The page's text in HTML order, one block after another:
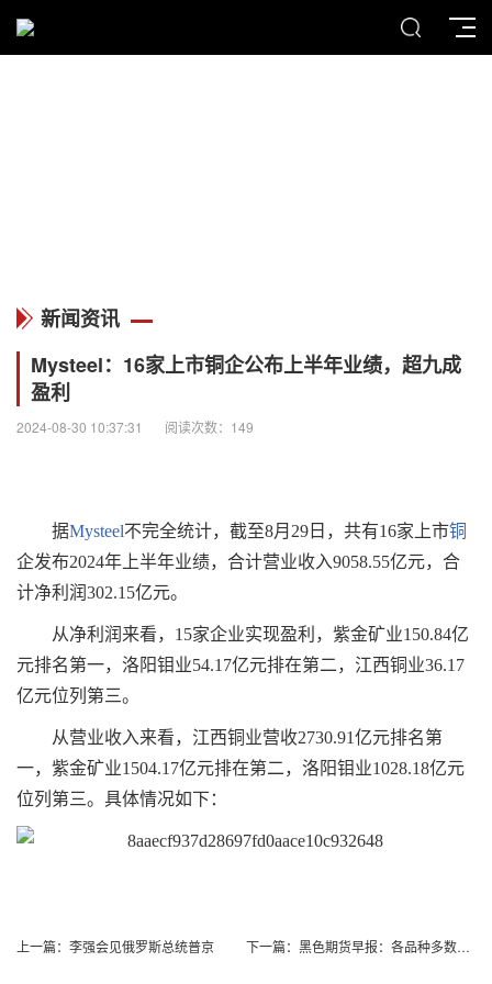
新闻资讯
Mysteel：16家上市铜企公布上半年业绩，超九成
盈利
2024-08-30 10:37:31 阅读次数：149
据Mysteel不完全统计，截至8月29日，共有16家上市铜
企发布2024年上半年业绩，合计营业收入9058.55亿元，合
计净利润302.15亿元。
从净利润来看，15家企业实现盈利，紫金矿业150.84亿
元排名第一，洛阳钼业54.17亿元排在第二，江西铜业36.17
亿元位列第三。
从营业收入来看，江西铜业营收2730.91亿元排名第
一，紫金矿业1504.17亿元排在第二，洛阳钼业1028.18亿元
位列第三。具体情况如下：
上一篇： 李强会见俄罗斯总统普京 下一篇： 黑色期货早报：各品种多数下跌，多机构料螺纹钢震荡运行